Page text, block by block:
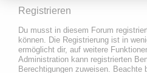
Registrieren
Du musst in diesem Forum
können. Die Registrierung ist in
ermöglicht dir, auf weitere
Administration kann registrierten
Berechtigungen zuweisen. Beachte